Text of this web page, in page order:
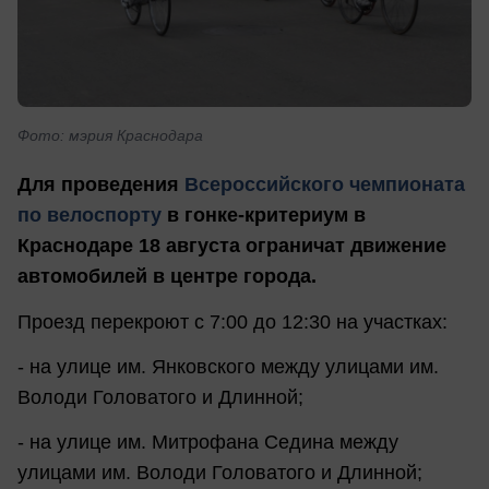
Фото: мэрия Краснодара
Для проведения Всероссийского чемпионата
по велоспорту в гонке-критериум в
Краснодаре 18 августа ограничат движение
автомобилей в центре города.
Проезд перекроют с 7:00 до 12:30 на участках:
- на улице им. Янковского между улицами им.
Володи Головатого и Длинной;
- на улице им. Митрофана Седина между
улицами им. Володи Головатого и Длинной;